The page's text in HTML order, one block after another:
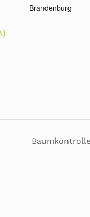
Brandenburg